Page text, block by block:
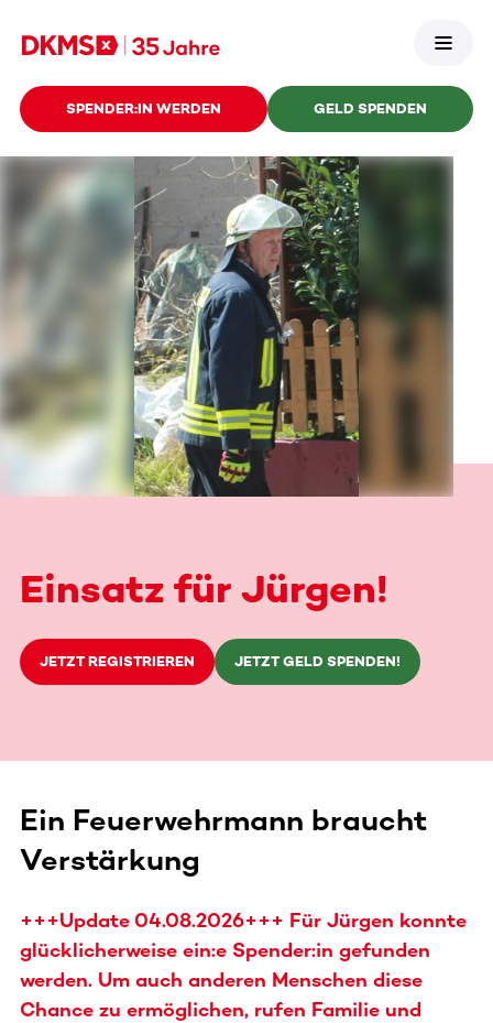
SPENDER:IN WERDEN GELD SPENDEN
Einsatz für Jürgen!
JETZT REGISTRIEREN JETZT GELD SPENDEN!
Ein Feuerwehrmann braucht
Verstärkung
+++Update 04.08.2026+++ Für Jürgen konnte
glücklicherweise ein:e Spender:in gefunden
werden. Um auch anderen Menschen diese
Chance zu ermöglichen, rufen Familie und